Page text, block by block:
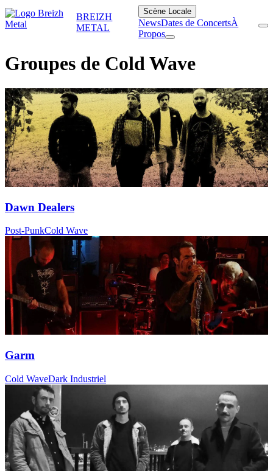
BREIZH
METAL
Scène Locale
NewsDates de ConcertsÀ
Propos
Groupes de Cold Wave
Dawn Dealers
Post-PunkCold Wave
Garm
Cold WaveDark Industriel